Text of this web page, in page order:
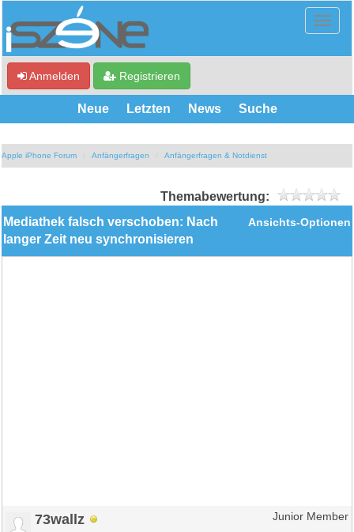
Anmelden Registrieren
Neue Letzten News Suche
Apple iPhone Forum Anfängerfragen Anfängerfragen & Notdienst
Themabewertung:
Ansichts-Optionen
Mediathek falsch verschoben: Nach
langer Zeit neu synchronisieren
73wallz Junior Member